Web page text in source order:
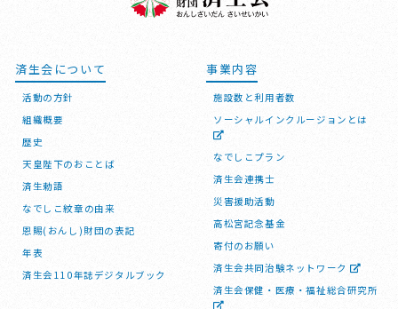
済生会について
活動の方針
組織概要
歴史
天皇陛下のおことば
済生勅語
なでしこ紋章の由来
恩賜(おんし)財団の表記
年表
済生会110年誌デジタルブック
事業内容
施設数と利用者数
ソーシャルインクルージョンとは
なでしこプラン
済生会連携士
災害援助活動
高松宮記念基金
寄付のお願い
済生会共同治験ネットワーク
済生会保健・医療・福祉総合研究所